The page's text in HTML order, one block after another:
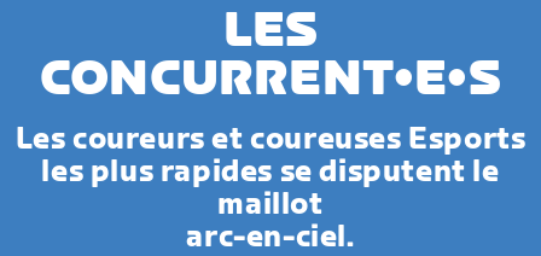
LES
CONCURRENT•E•S
Les coureurs et coureuses Esports
les plus rapides se disputent le
maillot
arc-en-ciel.